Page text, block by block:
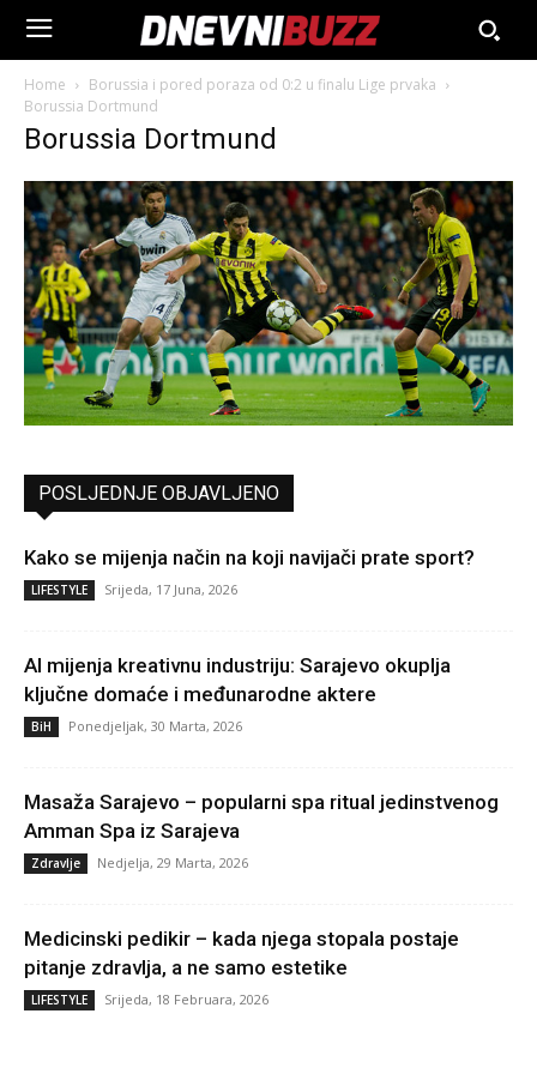
Home
Borussia i pored poraza od 0:2 u finalu Lige prvaka
Borussia Dortmund
Borussia Dortmund
POSLJEDNJE OBJAVLJENO
Kako se mijenja način na koji navijači prate sport?
LIFESTYLE Srijeda, 17 Juna, 2026
AI mijenja kreativnu industriju: Sarajevo okuplja
ključne domaće i međunarodne aktere
BiH Ponedjeljak, 30 Marta, 2026
Masaža Sarajevo – popularni spa ritual jedinstvenog
Amman Spa iz Sarajeva
Zdravlje Nedjelja, 29 Marta, 2026
Medicinski pedikir – kada njega stopala postaje
pitanje zdravlja, a ne samo estetike
LIFESTYLE Srijeda, 18 Februara, 2026